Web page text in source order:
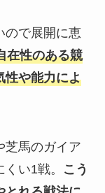
ので展開に恵
在性のある競
性や能力によ
芝馬のガイア
い1戦。
こう